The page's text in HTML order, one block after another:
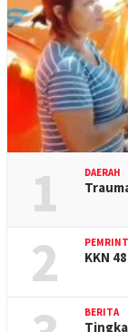
1 DAERAH
2 KKN
BERITA